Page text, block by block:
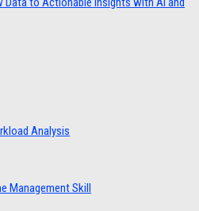
Analysis
Management Skill